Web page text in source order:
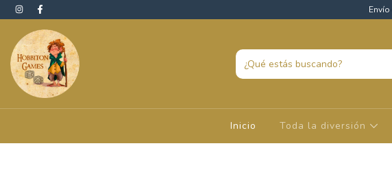
Inicio Toda la diversión